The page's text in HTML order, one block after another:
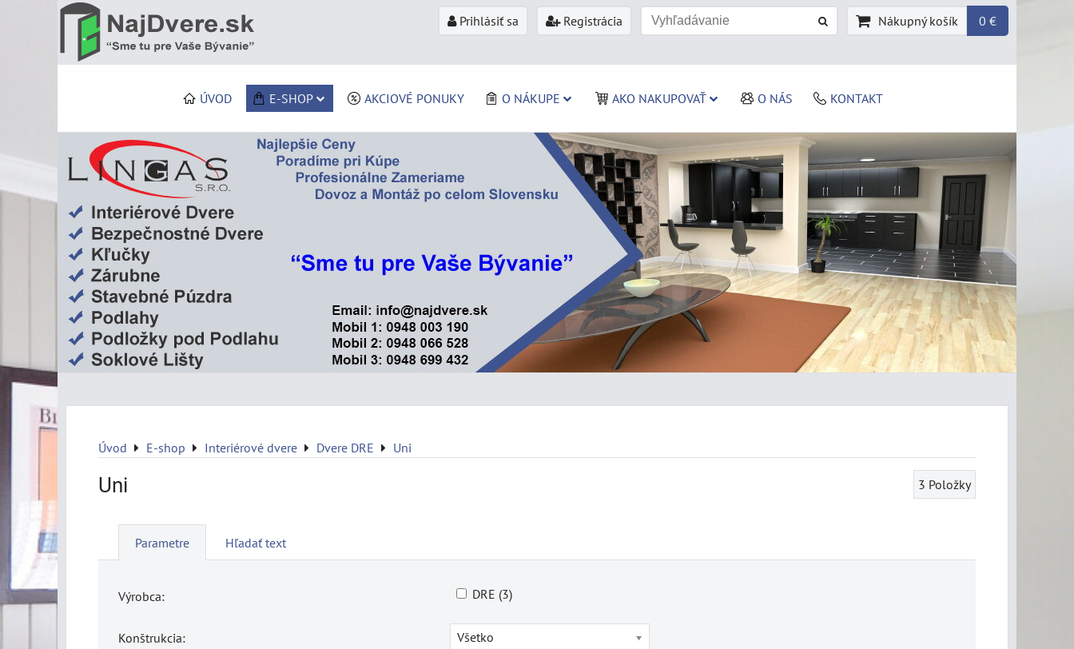
Prihlásiť sa Registrácia Nákupný košík 0 €
ÚVOD E-SHOP AKCIOVÉ PONUKY O NÁKUPE AKO NAKUPOVAŤ O NÁS KONTAKT
Úvod E-shop Interiérové dvere Dvere DRE Uni
Uni 3 Položky
Parametre Hľadať text
Výrobca: DRE (3)
Konštrukcia: Všetko